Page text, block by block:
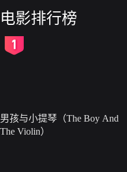
电影排行榜
男孩与小提琴（The Boy And
The Violin）